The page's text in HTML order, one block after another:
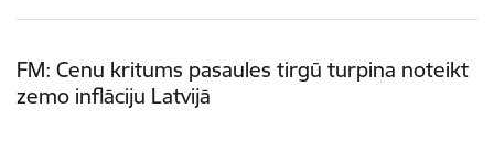
FM: Cenu kritums pasaules tirgū turpina noteikt
zemo inflāciju Latvijā